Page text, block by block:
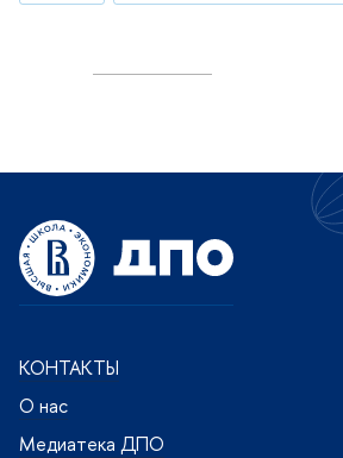
КОНТАКТЫ
О нас
Медиатека ДПО